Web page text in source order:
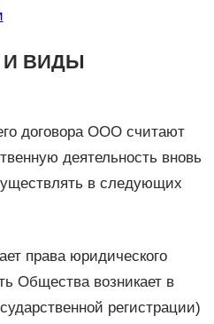
И ВИДЫ
договора ООО считают
деятельность вновь
в следующих
права юридического
Общества возникает в
регистрации)